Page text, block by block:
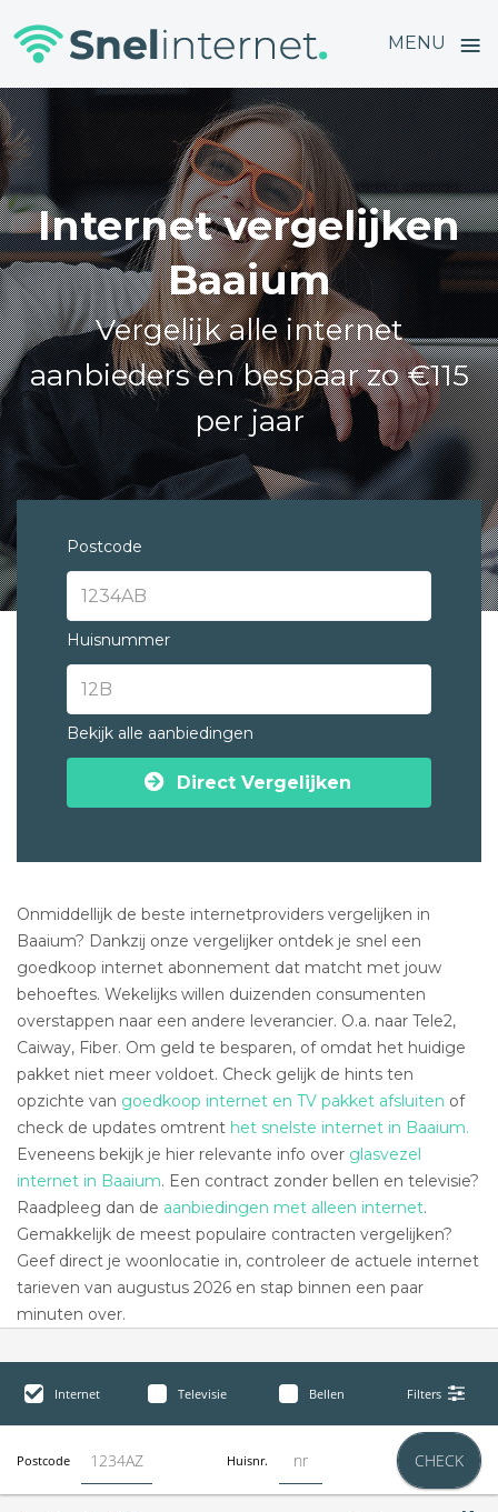
MENU ≡
Skip
to
content
Internet vergelijken
Baaium
Vergelijk alle internet
aanbieders en bespaar zo €115
per jaar
Postcode
Huisnummer
Bekijk alle aanbiedingen
Direct Vergelijken
Onmiddellijk de beste internetproviders vergelijken in
Baaium? Dankzij onze vergelijker ontdek je snel een
goedkoop internet abonnement dat matcht met jouw
behoeftes. Wekelijks willen duizenden consumenten
overstappen naar een andere leverancier. O.a. naar Tele2,
Caiway, Fiber. Om geld te besparen, of omdat het huidige
pakket niet meer voldoet. Check gelijk de hints ten
opzichte van goedkoop internet en TV pakket afsluiten of
check de updates omtrent het snelste internet in Baaium.
Eveneens bekijk je hier relevante info over glasvezel
internet in Baaium. Een contract zonder bellen en televisie?
Raadpleeg dan de aanbiedingen met alleen internet.
Gemakkelijk de meest populaire contracten vergelijken?
Geef direct je woonlocatie in, controleer de actuele internet
tarieven van augustus 2026 en stap binnen een paar
minuten over.
Internet Televisie Bellen Filters
Postcode Huisnr. CHECK